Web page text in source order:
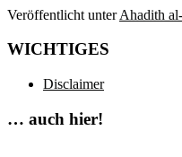
Veröffentlicht unter Ahadith
WICHTIGES
Disclaimer
… auch hier!